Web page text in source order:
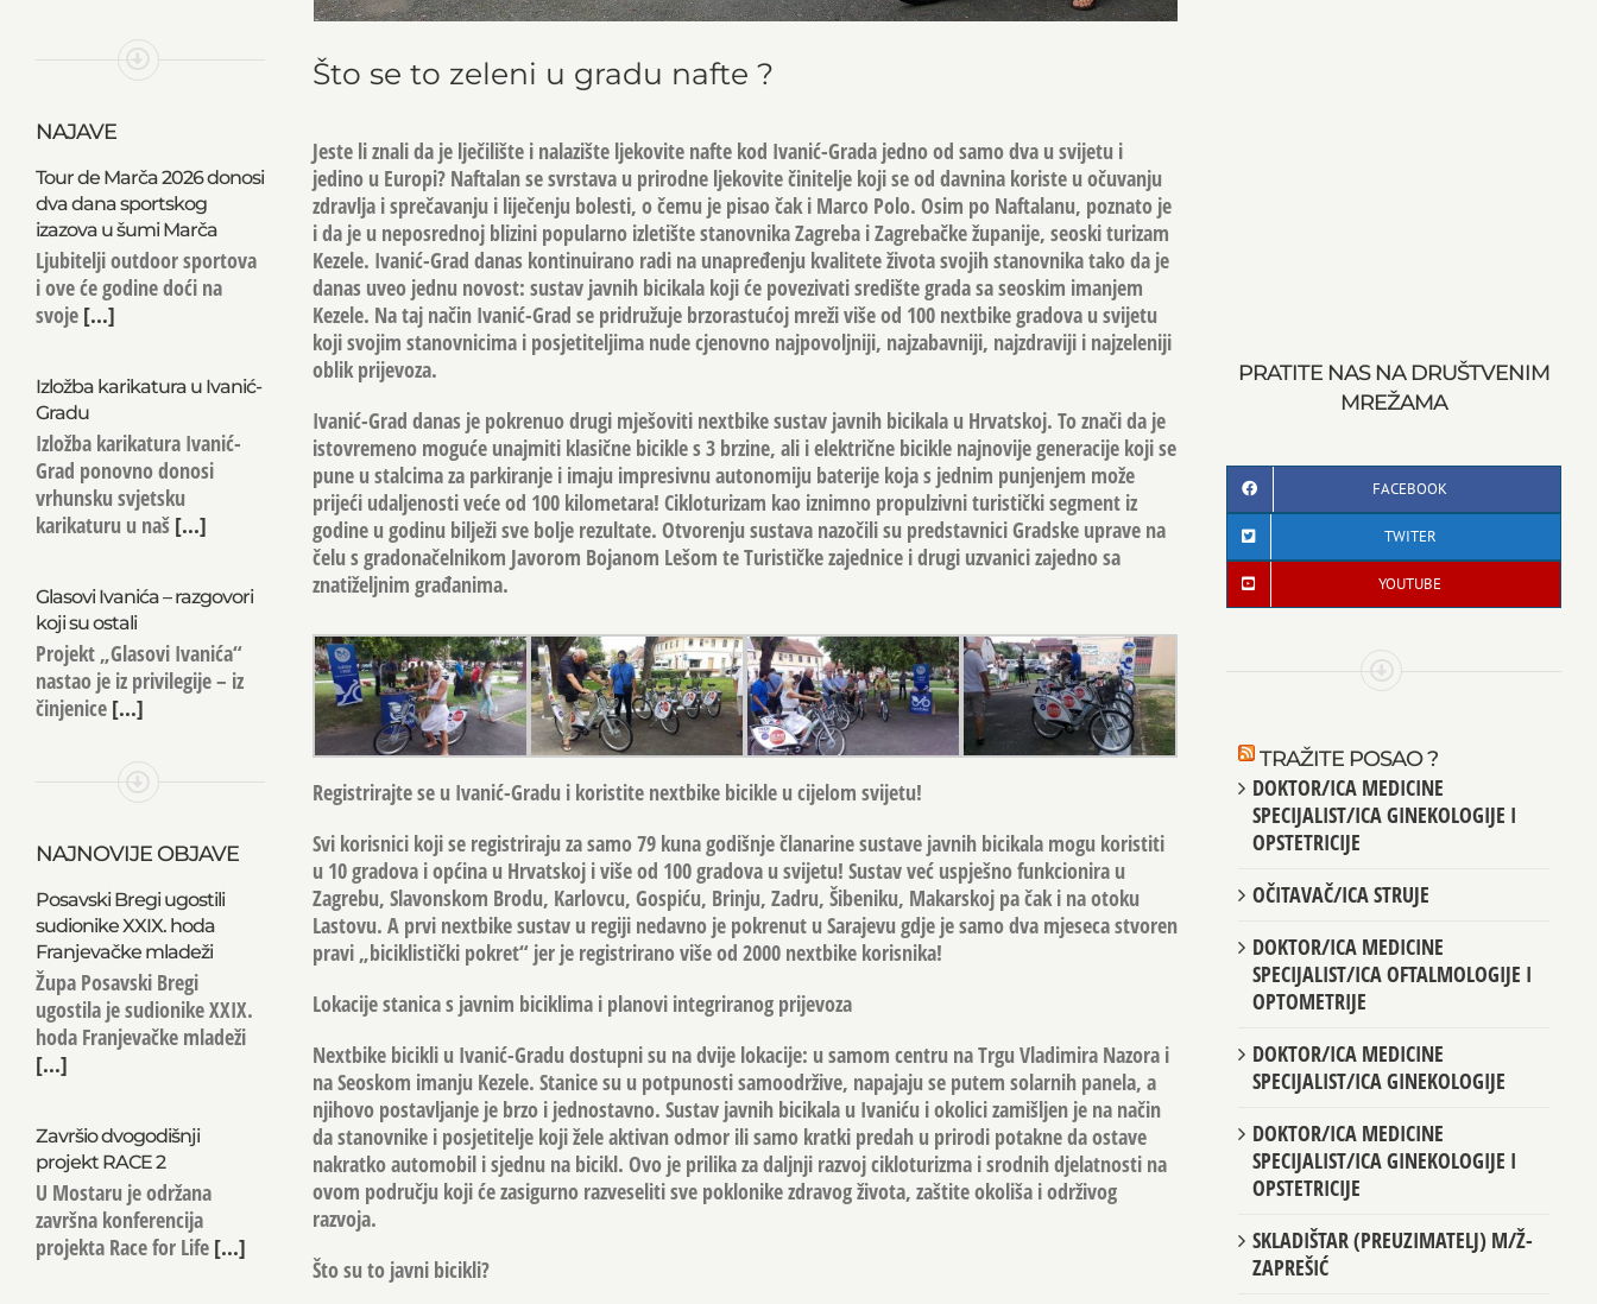
Što se to zeleni u gradu nafte ?
Jeste li znali da je lječilište i nalazište ljekovite nafte kod Ivanić-Grada jedno od samo dva u svijetu i
jedino u Europi? Naftalan se svrstava u prirodne ljekovite činitelje koji se od davnina koriste u očuvanju
zdravlja i sprečavanju i liječenju bolesti, o čemu je pisao čak i Marco Polo. Osim po Naftalanu, poznato je
i da je u neposrednoj blizini popularno izletište stanovnika Zagreba i Zagrebačke županije, seoski turizam
Kezele. Ivanić-Grad danas kontinuirano radi na unapređenju kvalitete života svojih stanovnika tako da je
danas uveo jednu novost: sustav javnih bicikala koji će povezivati središte grada sa seoskim imanjem
Kezele. Na taj način Ivanić-Grad se pridružuje brzorastućoj mreži više od 100 nextbike gradova u svijetu
koji svojim stanovnicima i posjetiteljima nude cjenovno najpovoljniji, najzabavniji, najzdraviji i najzeleniji
oblik prijevoza.
Ivanić-Grad danas je pokrenuo drugi mješoviti nextbike sustav javnih bicikala u Hrvatskoj. To znači da je
istovremeno moguće unajmiti klasične bicikle s 3 brzine, ali i električne bicikle najnovije generacije koji se
pune u stalcima za parkiranje i imaju impresivnu autonomiju baterije koja s jednim punjenjem može
prijeći udaljenosti veće od 100 kilometara! Cikloturizam kao iznimno propulzivni turistički segment iz
godine u godinu bilježi sve bolje rezultate. Otvorenju sustava nazočili su predstavnici Gradske uprave na
čelu s gradonačelnikom Javorom Bojanom Lešom te Turističke zajednice i drugi uzvanici zajedno sa
znatiželjnim građanima.
Registrirajte se u Ivanić-Gradu i koristite nextbike bicikle u cijelom svijetu!
Svi korisnici koji se registriraju za samo 79 kuna godišnje članarine sustave javnih bicikala mogu koristiti
u 10 gradova i općina u Hrvatskoj i više od 100 gradova u svijetu! Sustav već uspješno funkcionira u
Zagrebu, Slavonskom Brodu, Karlovcu, Gospiću, Brinju, Zadru, Šibeniku, Makarskoj pa čak i na otoku
Lastovu. A prvi nextbike sustav u regiji nedavno je pokrenut u Sarajevu gdje je samo dva mjeseca stvoren
pravi „biciklistički pokret“ jer je registrirano više od 2000 nextbike korisnika!
Lokacije stanica s javnim biciklima i planovi integriranog prijevoza
Nextbike bicikli u Ivanić-Gradu dostupni su na dvije lokacije: u samom centru na Trgu Vladimira Nazora i
na Seoskom imanju Kezele. Stanice su u potpunosti samoodržive, napajaju se putem solarnih panela, a
njihovo postavljanje je brzo i jednostavno. Sustav javnih bicikala u Ivaniću i okolici zamišljen je na način
da stanovnike i posjetitelje koji žele aktivan odmor ili samo kratki predah u prirodi potakne da ostave
nakratko automobil i sjednu na bicikl. Ovo je prilika za daljnji razvoj cikloturizma i srodnih djelatnosti na
ovom području koji će zasigurno razveseliti sve poklonike zdravog života, zaštite okoliša i održivog
razvoja.
Što su to javni bicikli?
NAJAVE
Tour de Marča 2026 donosi
dva dana sportskog
izazova u šumi Marča
Ljubitelji outdoor sportova
i ove će godine doći na
svoje[...]
Izložba karikatura u Ivanić-
Gradu
Izložba karikatura Ivanić-
Grad ponovno donosi
vrhunsku svjetsku
karikaturu u naš[...]
Glasovi Ivanića – razgovori
koji su ostali
Projekt „Glasovi Ivanića“
nastao je iz privilegije – iz
činjenice[...]
NAJNOVIJE OBJAVE
Posavski Bregi ugostili
sudionike XXIX. hoda
Franjevačke mladeži
Župa Posavski Bregi
ugostila je sudionike XXIX.
hoda Franjevačke mladeži
[...]
Završio dvogodišnji
projekt RACE 2
U Mostaru je održana
završna konferencija
projekta Race for Life[...]
PRATITE NAS NA DRUŠTVENIM
MREŽAMA
FACEBOOK
TWITER
YOUTUBE
TRAŽITE POSAO ?
DOKTOR/ICA MEDICINE
SPECIJALIST/ICA GINEKOLOGIJE I
OPSTETRICIJE
OČITAVAČ/ICA STRUJE
DOKTOR/ICA MEDICINE
SPECIJALIST/ICA OFTALMOLOGIJE I
OPTOMETRIJE
DOKTOR/ICA MEDICINE
SPECIJALIST/ICA GINEKOLOGIJE
DOKTOR/ICA MEDICINE
SPECIJALIST/ICA GINEKOLOGIJE I
OPSTETRICIJE
SKLADIŠTAR (PREUZIMATELJ) M/Ž-
ZAPREŠIĆ